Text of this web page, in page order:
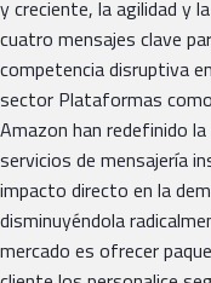
y creciente, la agilidad y
cuatro mensajes clave
competencia disruptiva
sector Plataformas
Amazon han redefinido
servicios de mensajería
impacto directo en la
disminuyéndola
mercado es ofrecer